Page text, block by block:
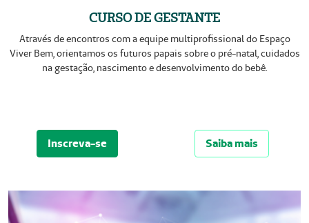
CURSO DE GESTANTE
Através de encontros com a equipe multiprofissional do Espaço
Viver Bem, orientamos os futuros papais sobre o pré-natal, cuidados
na gestação, nascimento e desenvolvimento do bebê.
Inscreva-se Saiba mais